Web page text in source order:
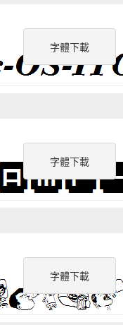
字體下載
字體下載
字體下載